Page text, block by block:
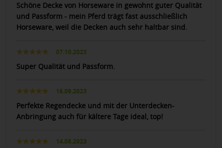
Schöne Decke von Horseware in gewohnt guter Qualität
und Passform - mein Pferd trägt fast ausschließlich
Horseware, weil die Decken auch sehr haltbar sind.
07.10.2023
Super Qualität und Passform.
16.09.2023
Perfekte Regendecke und mit der Unterdecken-
Anbringung auch für kältere Tage ideal, top!
14.08.2023